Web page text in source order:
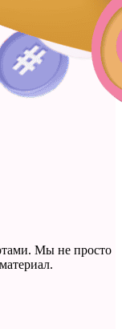
Мы не просто